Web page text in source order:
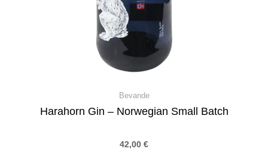
Bevande
Harahorn Gin – Norwegian Small Batch
42,00 €